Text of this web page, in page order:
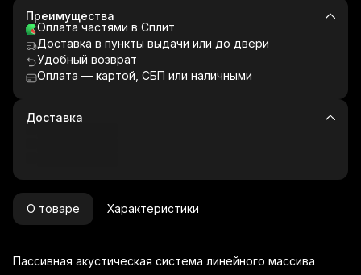
Преимущества
Оплата частями в Сплит
Доставка в пункты выдачи или до двери
Удобный возврат
Оплата — картой, СБП или наличными
Доставка
О товаре Характеристики
Пассивная акустическая система линейного массива